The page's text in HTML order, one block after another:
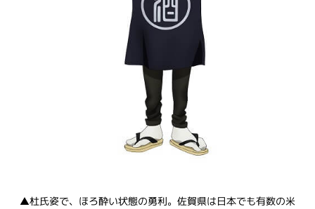
▲杜氏姿で、ほろ酔い状態の勇利。佐賀県は日本でも有数の米